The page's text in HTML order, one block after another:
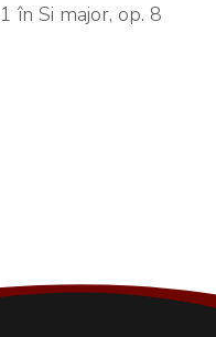
în Si major, op. 8